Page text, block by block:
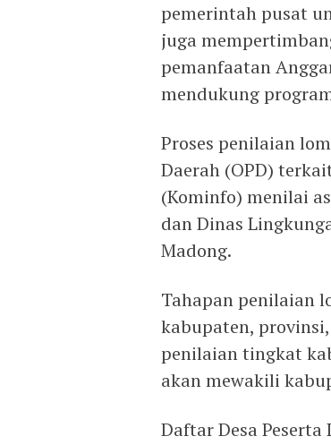
pemerintah pusat
juga
pemanfaatan
mendukung
Proses penilaian
Daerah (OPD)
(Kominfo) menilai
dan Dinas
Madong.
Tahapan penilaian
kabupaten,
penilaian tingkat
akan mewakili
Daftar Desa